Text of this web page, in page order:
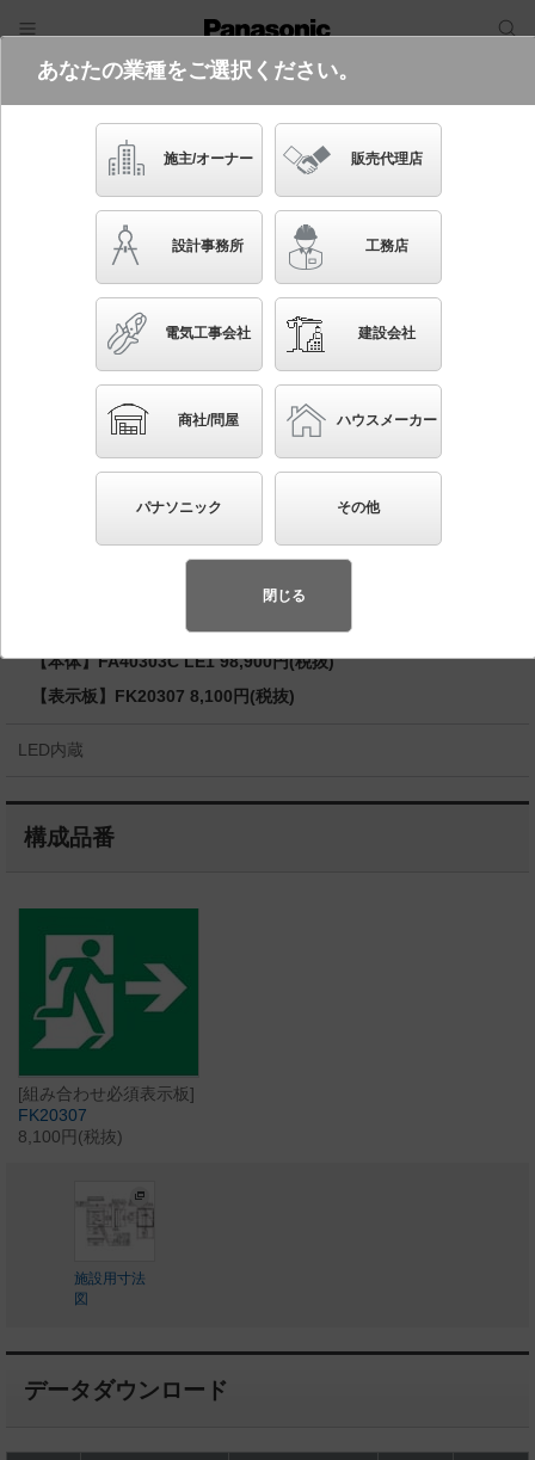
電気・建築設備（ビジネス）
フリーワード
品番・キーワード
かんたん照度計算
FA40303C LE1
(避難口用片面型・右方向・表示板別売
り)
壁埋込型 LED 誘導灯 片面型・一般型（20分間）
リモコン自己点検機能付・自己点検機能付／B級・BH形
◆公共施設型番：SH1-FBC20-BH
◆組み合わせ希望小売価格 107,000円(税抜)
【本体】FA40303C LE1 98,900円(税抜)
【表示板】FK20307 8,100円(税抜)
LED内蔵
構成品番
[組み合わせ必須表示板]
FK20307
8,100円(税抜)
施設用寸法
図
データダウンロード
あなたの業種をご選択ください。
施主/オーナー 販売代理店
設計事務所 工務店
電気工事会社 建設会社
商社/問屋 ハウスメーカー
パナソニック その他
閉じる